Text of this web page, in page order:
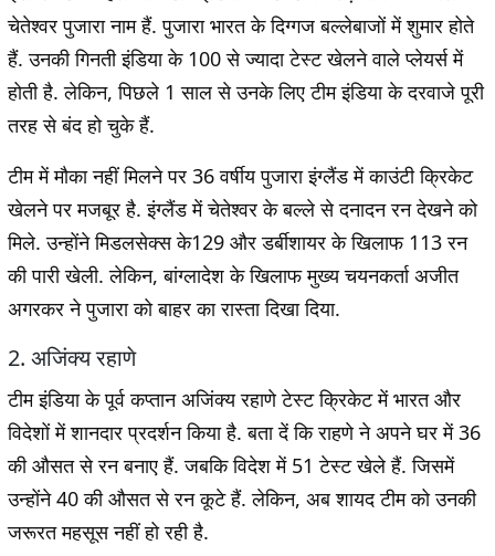
चेतेश्वर पुजारा नाम हैं. पुजारा भारत के दिग्गज बल्लेबाजों में शुमार होते
हैं. उनकी गिनती इंडिया के 100 से ज्यादा टेस्ट खेलने वाले प्लेयर्स में
होती है. लेकिन, पिछले 1 साल से उनके लिए टीम इंडिया के दरवाजे पूरी
तरह से बंद हो चुके हैं.
टीम में मौका नहीं मिलने पर 36 वर्षीय पुजारा इंग्लैंड में काउंटी क्रिकेट
खेलने पर मजबूर है. इंग्लैंड में चेतेश्वर के बल्ले से दनादन रन देखने को
मिले. उन्होंने मिडलसेक्स के129 और डर्बीशायर के खिलाफ 113 रन
की पारी खेली. लेकिन, बांग्लादेश के खिलाफ मुख्य चयनकर्ता अजीत
अगरकर ने पुजारा को बाहर का रास्ता दिखा दिया.
2. अजिंक्य रहाणे
टीम इंडिया के पूर्व कप्तान अजिंक्य रहाणे टेस्ट क्रिकेट में भारत और
विदेशों में शानदार प्रदर्शन किया है. बता दें कि राहणे ने अपने घर में 36
की औसत से रन बनाए हैं. जबकि विदेश में 51 टेस्ट खेले हैं. जिसमें
उन्होंने 40 की औसत से रन कूटे हैं. लेकिन, अब शायद टीम को उनकी
जरूरत महसूस नहीं हो रही है.